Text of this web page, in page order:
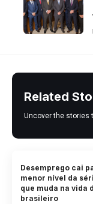
Related
Uncover the stories
Desemprego cai
menor nível da
que muda na vida
brasileiro